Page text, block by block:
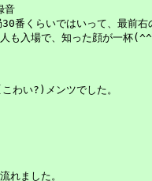
音
番くらいではいって、最前右
も入場で、知った顔が一杯
わい?)メンツでした。
れました。